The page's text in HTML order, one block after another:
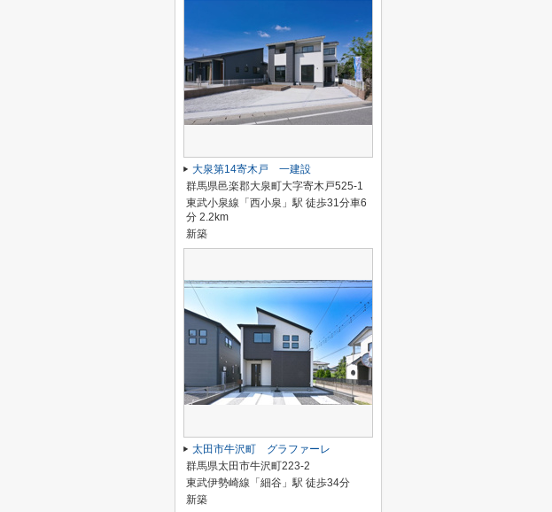
大泉第14寄木戸 一建設
群馬県邑楽郡大泉町大字寄木戸525-1
東武小泉線「西小泉」駅 徒歩31分車6
分 2.2km
新築
太田市牛沢町 グラファーレ
群馬県太田市牛沢町223-2
東武伊勢崎線「細谷」駅 徒歩34分
新築